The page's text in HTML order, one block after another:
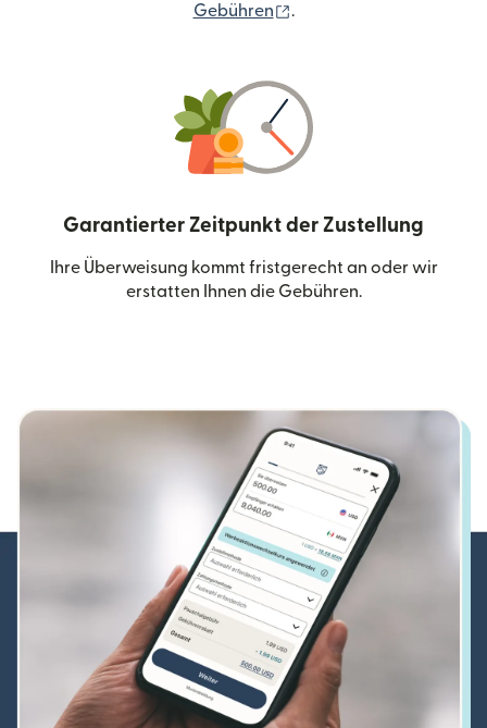
Gebühren
.
Garantierter Zeitpunkt der Zustellung
Ihre Überweisung kommt fristgerecht an oder wir
erstatten Ihnen die Gebühren.